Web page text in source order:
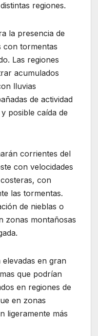
regiones.
la presencia de
con tormentas
Las regiones
acumulados
lluvias
de actividad
posible caída de
corrientes del
con velocidades
con
las tormentas.
de nieblas o
zonas montañosas
en gran
que podrían
en regiones de
en zonas
ligeramente más